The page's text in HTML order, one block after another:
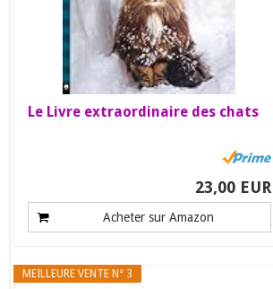
Le Livre extraordinaire des chats
23,00 EUR
Acheter sur Amazon
MEILLEURE VENTE N° 3